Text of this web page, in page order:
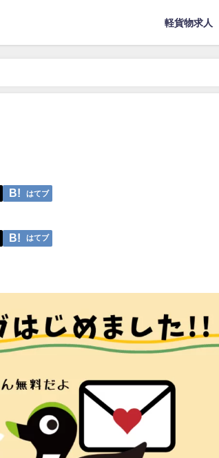
軽貨物求人
はてブ
はてブ